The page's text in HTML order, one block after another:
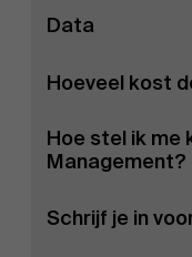
Data
Hoeveel kost
Hoe stel ik me
Management?
Schrijf je in